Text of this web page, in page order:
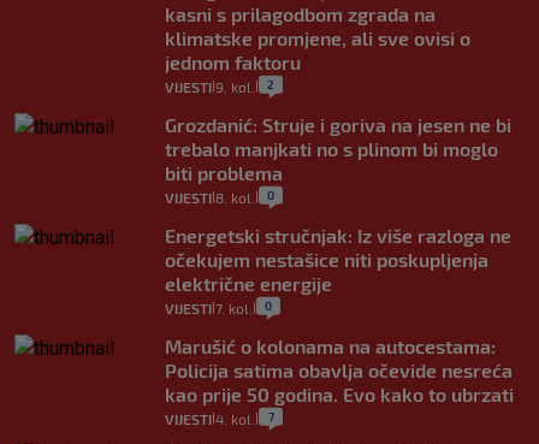
kasni s prilagodbom zgrada na
klimatske promjene, ali sve ovisi o
jednom faktoru
VIJESTI 9. kol. 2
Grozdanić: Struje i goriva na jesen ne bi
trebalo manjkati no s plinom bi moglo
biti problema
VIJESTI 8. kol. 0
Energetski stručnjak: Iz više razloga ne
očekujem nestašice niti poskupljenja
električne energije
VIJESTI 7. kol. 0
Marušić o kolonama na autocestama:
Policija satima obavlja očevide nesreća
kao prije 50 godina. Evo kako to ubrzati
VIJESTI 4. kol. 7